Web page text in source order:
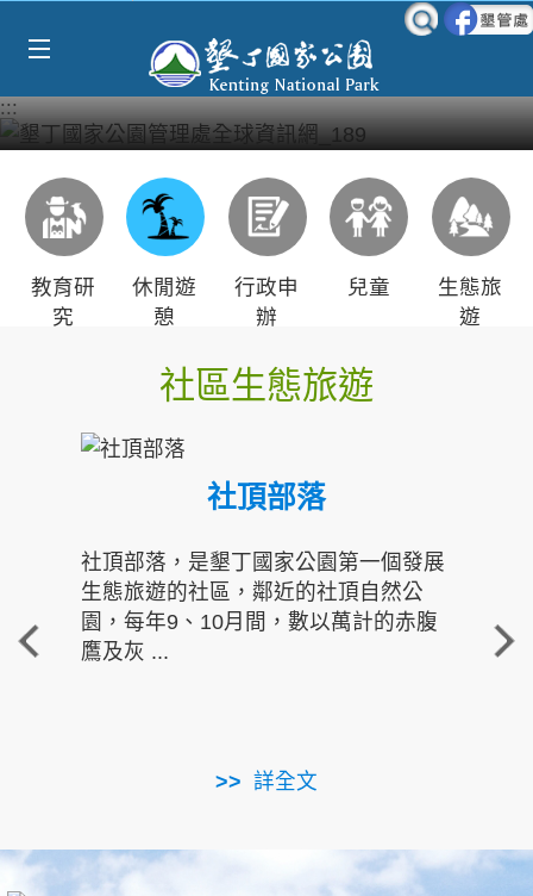
:::
教育研
究
休閒遊
憩
行政申
辦
兒童
生態旅
遊
社區生態旅遊
社頂部落
社頂部落，是墾丁國家公園第一個發展
生態旅遊的社區，鄰近的社頂自然公
園，每年9、10月間，數以萬計的赤腹
鷹及灰 ...
詳全文
重
走進